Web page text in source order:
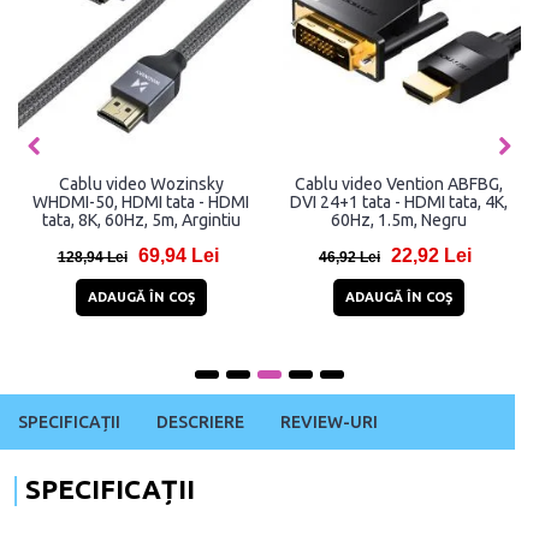
Cablu video Wozinsky
WHDMI-50, HDMI tata - HDMI
tata, 8K, 60Hz, 5m, Argintiu
128,94 Lei 69,94 Lei
ADAUGĂ ÎN COŞ
Cablu video Vention ABFBG,
DVI 24+1 tata - HDMI tata, 4K,
60Hz, 1.5m, Negru
46,92 Lei 22,92 Lei
ADAUGĂ ÎN COŞ
SPECIFICAȚII DESCRIERE REVIEW-URI
SPECIFICAȚII